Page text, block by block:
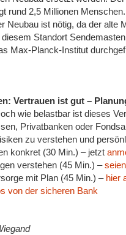
rund 2,5 Millionen
Neubau ist nötig, da der alte
Standort
Max-Planck-Institut
Vertrauen ist gut –
wie belastbar ist dieses
Privatbanken oder
zu verstehen und
konkret (30 Min.) – jetzt
verstehen (45 Min.) –
mit Plan (45 Min.) – hier
von der sicheren Bank